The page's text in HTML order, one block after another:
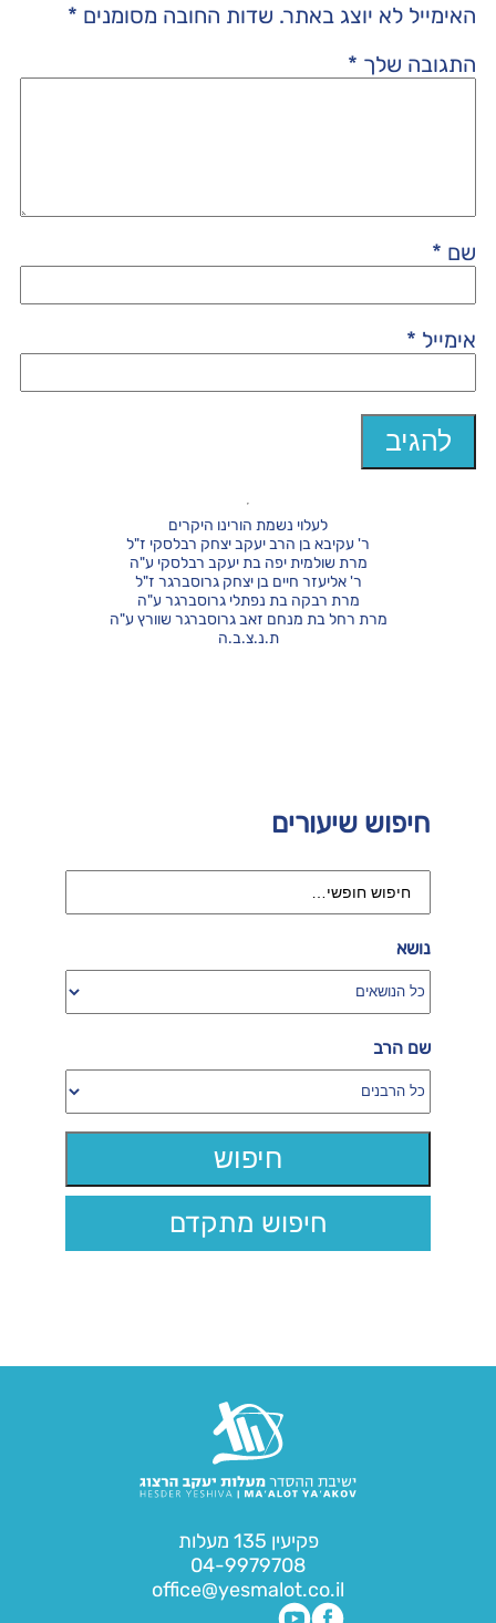
האימייל לא יוצג באתר. שדות החובה מסומנים *
התגובה שלך *
שם *
אימייל *
חיפוש שיעורים
נושא
שם הרב
חיפוש מתקדם
לעלוי נשמת הורינו היקרים
ר' עקיבא בן הרב יעקב יצחק רבלסקי ז"ל
מרת שולמית יפה בת יעקב רבלסקי ע"ה
ר' אליעזר חיים בן יצחק גרוסברגר ז"ל
מרת רבקה בת נפתלי גרוסברגר ע"ה
מרת רחל בת מנחם זאב גרוסברגר שוורץ ע"ה
ת.נ.צ.ב.ה
פקיעין 135 מעלות
04-9979708
office@yesmalot.co.il